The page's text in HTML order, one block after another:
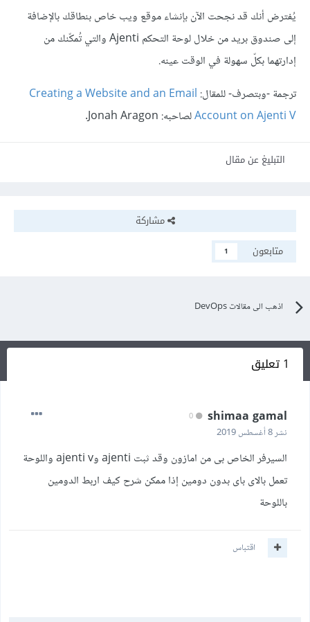
يُفترض أنك قد نجحت الآن بإنشاء موقع ويب خاص بنطاقك بالإضافة
إلى صندوق بريد من خلال لوحة التحكم Ajenti والتي تُمكّنك من
إدارتهما بكلّ سهولة في الوقت عينه.
ترجمة -وبتصرف- للمقال: Creating a Website and an Email
Account on Ajenti Vلصاحبه: Jonah Aragon.
التبليغ عن مقال
مشاركة
متابعون
1
اذهب الى مقالات DevOps
1 تعليق
shimaa gamal
نشر8 أغسطس 2019
السيرفر الخاص بى من امازون وقد ثبت ajenti وajenti v واللوحة
تعمل بالاى باى بدون دومين إذا ممكن شرح كيف اربط الدومين
باللوحة
اقتباس